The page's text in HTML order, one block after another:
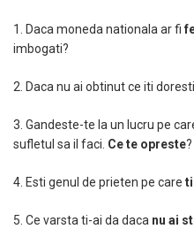
1. Daca moneda nationala ar fi
imbogati?
2. Daca nu ai obtinut ce iti
3. Gandeste-te la un lucru pe
sufletul sa il faci. Ce te opreste?
4. Esti genul de prieten pe care t
5. Ce varsta ti-ai da daca nu ai